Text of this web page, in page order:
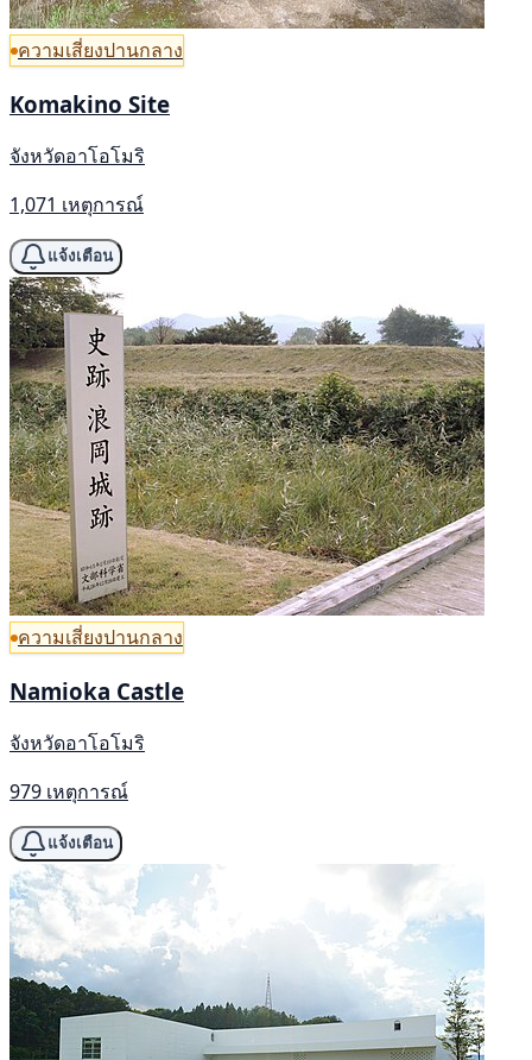
ความเสี่ยงปานกลาง
Komakino Site
จังหวัดอาโอโมริ
1,071 เหตุการณ์
แจ้งเตือน
ความเสี่ยงปานกลาง
Namioka Castle
จังหวัดอาโอโมริ
979 เหตุการณ์
แจ้งเตือน